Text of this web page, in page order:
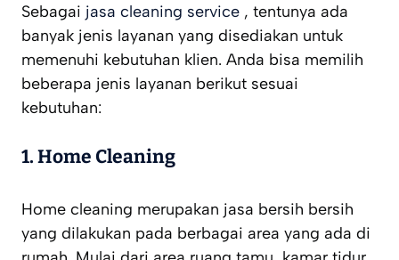
Sebagai jasa cleaning service , tentunya ada
banyak jenis layanan yang disediakan untuk
memenuhi kebutuhan klien. Anda bisa memilih
beberapa jenis layanan berikut sesuai
kebutuhan:
1.Home Cleaning
Home cleaning merupakan jasa bersih bersih
yang dilakukan pada berbagai area yang ada di